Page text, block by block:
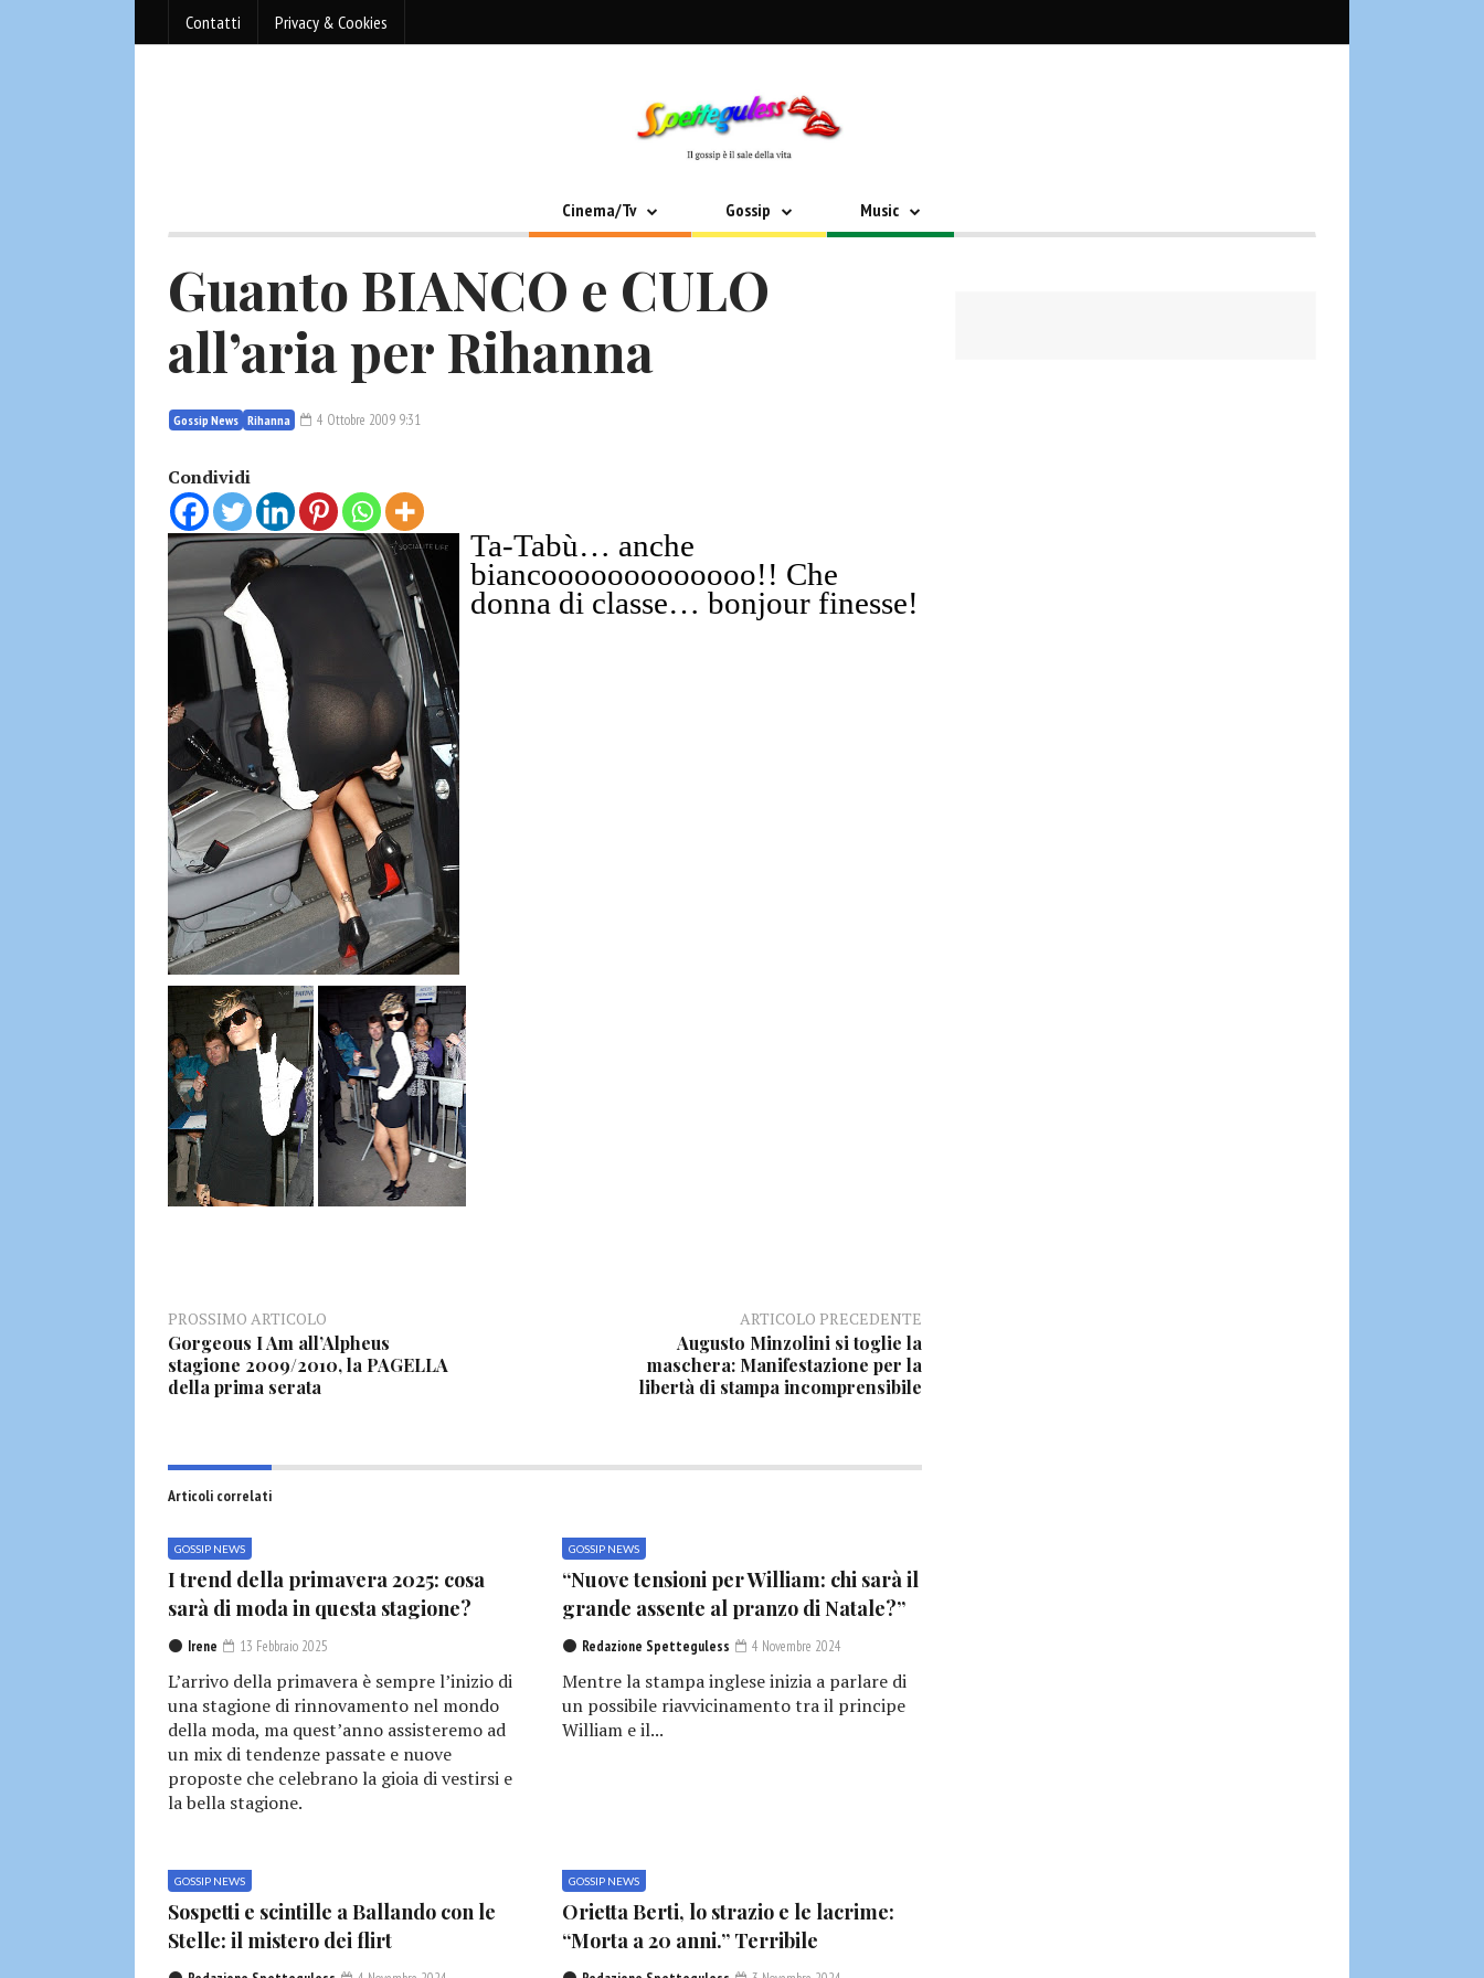
Contatti Privacy & Cookies
Cinema/Tv Gossip Music
Guanto BIANCO e CULO
all’aria per Rihanna
Gossip News Rihanna 4 Ottobre 2009 9:31
Condividi
Ta-Tabù… anche
biancooooooooooooo!! Che
donna di classe… bonjour finesse!
PROSSIMO ARTICOLO
Gorgeous I Am all’Alpheus
stagione 2009/2010, la PAGELLA
della prima serata
ARTICOLO PRECEDENTE
Augusto Minzolini si toglie la
maschera: Manifestazione per la
libertà di stampa incomprensibile
Articoli correlati
GOSSIP NEWS
I trend della primavera 2025: cosa
sarà di moda in questa stagione?
Irene 13 Febbraio 2025
L’arrivo della primavera è sempre l’inizio di
una stagione di rinnovamento nel mondo
della moda, ma quest’anno assisteremo ad
un mix di tendenze passate e nuove
proposte che celebrano la gioia di vestirsi e
la bella stagione.
GOSSIP NEWS
“Nuove tensioni per William: chi sarà il
grande assente al pranzo di Natale?”
Redazione Spetteguless 4 Novembre 2024
Mentre la stampa inglese inizia a parlare di
un possibile riavvicinamento tra il principe
William e il...
GOSSIP NEWS
Sospetti e scintille a Ballando con le
Stelle: il mistero dei flirt
GOSSIP NEWS
Orietta Berti, lo strazio e le lacrime:
“Morta a 20 anni.” Terribile